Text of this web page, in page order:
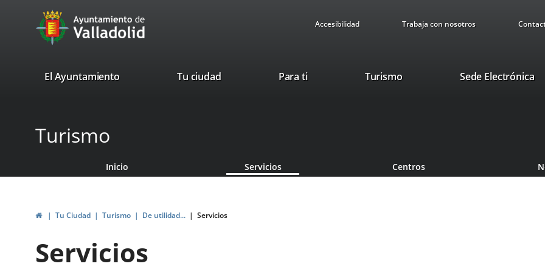
Portal
Web
Ayuntamiento
Valladolid
Accesibilidad Trabaja con nosotros
valladolid.es
El Ayuntamiento Tu ciudad Para ti TurismoEste
nueva.
Sede Electrónica
Turismo
Inicio Servicios Centros
InicioTu Ciudad Turismo De utilidad... Servicios
Servicios